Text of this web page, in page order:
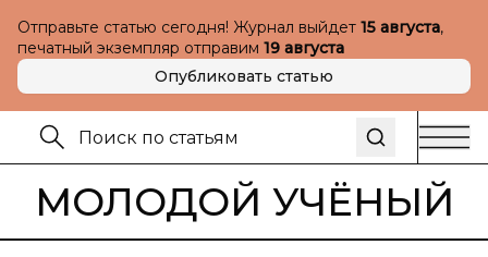
Отправьте статью сегодня! Журнал выйдет 15 августа,
печатный экземпляр отправим 19 августа
Опубликовать статью
МОЛОДОЙ УЧЁНЫЙ